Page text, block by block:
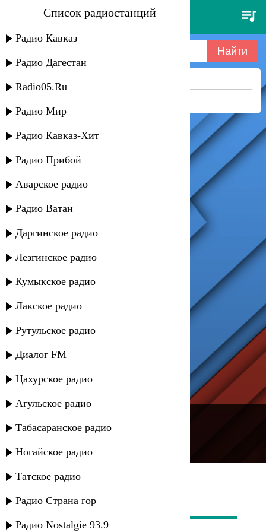
иран - andy
Список радиостанций
Радио Кавказ
Радио Дагестан
Radio05.Ru
Радио Мир
Радио Кавказ-Хит
Радио Прибой
Аварское радио
Радио Ватан
Даргинское радио
Лезгинское радио
Кумыкское радио
Лакское радио
Рутульское радио
Диалог FM
Цахурское радио
Агульское радио
Табасаранское радио
Ногайское радио
Татское радио
Радио Страна гор
Радио Nostalgie 93.9
Ничего не найдено =(
---
Русское радио